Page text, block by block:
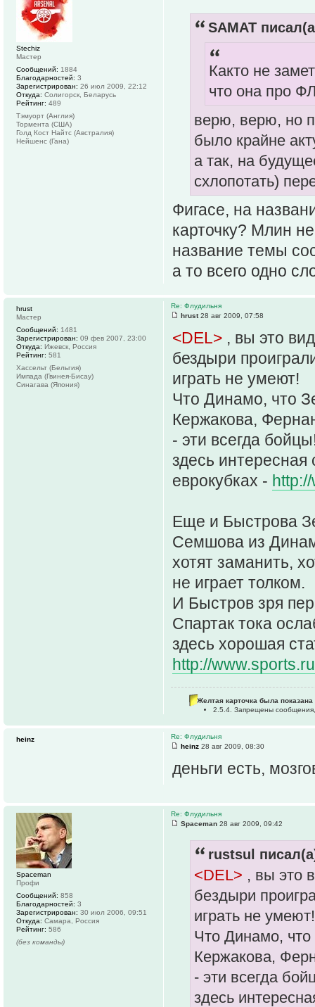
SAMAT
Както не
что она про
верю, верю, но
было крайне
а так, на
схлопотать)
Фигасе, на
карточку? Млин
название темы
а то всего одно
Stechiz
Мастер
Сообщений: 1884
Благодарностей: 3
Зарегистрирован: 26 июл 2009, 22:12
Откуда: Солигорск, Беларусь
Рейтинг: 489
Тэмуорт (Англия)
Тормента (США)
Голд Кост Найтс (Австралия)
Нейшенс (Гана)
Re: Флудильня
hrust28 авг 2009, 07:58
<DEL> , вы это
бездыри
играть не умеют!
Что Динамо, что
Кержакова,
- эти всегда
здесь интересная
еврокубках -
Еще и Быстрова
Семшова из
хотят заманить,
не играет толком.
И Быстров зря
Спартак тока
здесь хорошая
http://
Желтая карточка была показана
2.5.4. Запрещены
hrust
Мастер
Сообщений: 1481
Зарегистрирован: 09 фев 2007, 23:00
Откуда: Ижевск, Россия
Рейтинг: 581
Хассельт (Бельгия)
Импада (Гвинея-Бисау)
Синагава (Япония)
Re: Флудильня
heinz 28 авг 2009, 08:30
деньги есть,
heinz
Re: Флудильня
Spaceman 28 авг 2009, 09:42
rustsul
<DEL> , вы это
бездыри
играть не умеют!
Что Динамо,
Кержакова,
- эти всегда
здесь
Spaceman
Профи
Сообщений: 858
Благодарностей: 3
Зарегистрирован: 30 июл 2006, 09:51
Откуда: Самара, Россия
Рейтинг: 586
(без команды)